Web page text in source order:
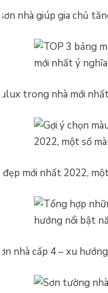
nhà giúp gia chủ
trong nhà mới
đẹp mới nhất 2022,
nhà cấp 4 – xu